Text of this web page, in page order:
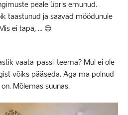
peale üpris emunud.
taastunud ja saavad möödunule
ei tapa, … 😊
vaata-passi-teema? Mul ei ole
võiks pääseda. Aga ma polnud
Mõlemas suunas.